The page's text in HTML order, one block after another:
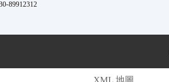
89912312
XML 地圖